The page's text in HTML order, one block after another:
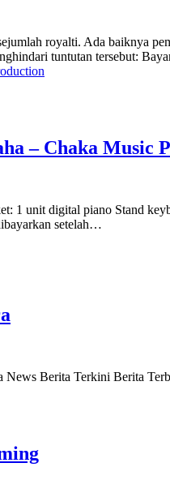
royalti. Ada baiknya
tuntutan tersebut:
– Chaka Music
1 unit digital piano Stand
setelah…
Berita Terkini Berita